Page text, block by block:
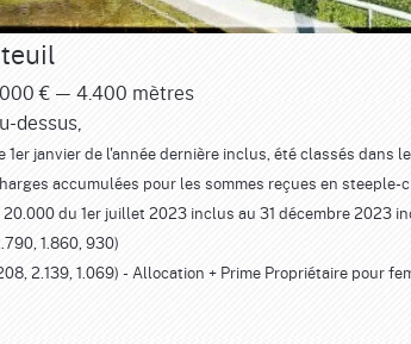
€ — 4.400 mètres
dessus,
janvier de l'année dernière inclus, été classés dans
accumulées pour les sommes reçues en steeple-
du 1er juillet 2023 inclus au 31 décembre 2023
1.860, 930)
2.139, 1.069) - Allocation + Prime Propriétaire pour